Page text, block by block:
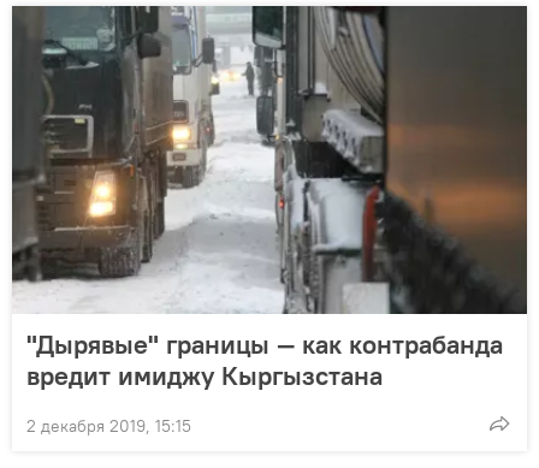
"Дырявые" границы — как контрабанда
вредит имиджу Кыргызстана
2 декабря 2019, 15:15